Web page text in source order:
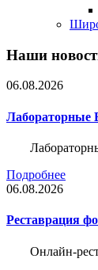
Наши
06.08.2026
Лабораторные
Подробнее
06.08.2026
Реставрация
Онлайн-